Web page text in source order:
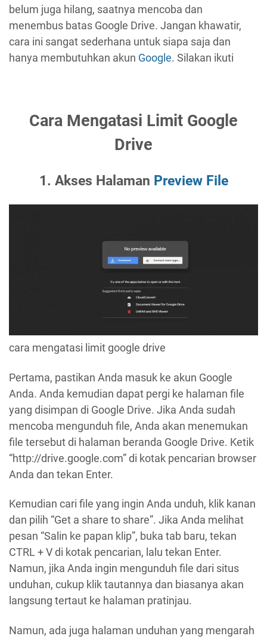
belum juga hilang, saatnya mencoba dan
menembus batas Google Drive. Jangan khawatir,
cara ini sangat sederhana untuk siapa saja dan
hanya membutuhkan akun Google. Silakan ikuti
Cara Mengatasi Limit Google
Drive
1. Akses Halaman Preview File
cara mengatasi limit google drive
Pertama, pastikan Anda masuk ke akun Google
Anda. Anda kemudian dapat pergi ke halaman file
yang disimpan di Google Drive. Jika Anda sudah
mencoba mengunduh file, Anda akan menemukan
file tersebut di halaman beranda Google Drive. Ketik
“http://drive.google.com” di kotak pencarian browser
Anda dan tekan Enter.
Kemudian cari file yang ingin Anda unduh, klik kanan
dan pilih “Get a share to share”. Jika Anda melihat
pesan “Salin ke papan klip”, buka tab baru, tekan
CTRL + V di kotak pencarian, lalu tekan Enter.
Namun, jika Anda ingin mengunduh file dari situs
unduhan, cukup klik tautannya dan biasanya akan
langsung tertaut ke halaman pratinjau.
Namun, ada juga halaman unduhan yang mengarah